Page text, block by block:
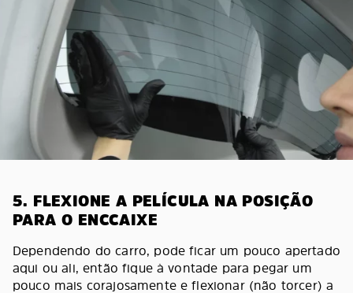
5. FLEXIONE A PELÍCULA NA POSIÇÃO
PARA O ENCCAIXE
Dependendo do carro, pode ficar um pouco apertado
aqui ou ali, então fique à vontade para pegar um
pouco mais corajosamente e flexionar (não torcer) a